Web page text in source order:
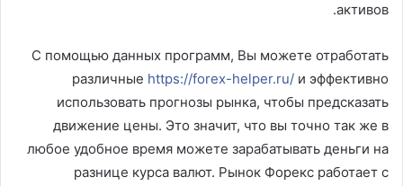
активов.
С помощью данных программ, Вы можете отработать
различные https://forex-helper.ru/ и эффективно
использовать прогнозы рынка, чтобы предсказать
движение цены. Это значит, что вы точно так же в
любое удобное время можете зарабатывать деньги на
разнице курса валют. Рынок Форекс работает с